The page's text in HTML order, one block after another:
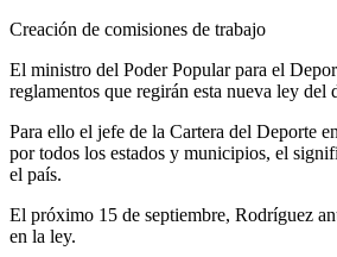
Creación de comisiones de trabajo
El ministro del Poder Popular para el
reglamentos que regirán esta nueva ley del
Para ello el jefe de la Cartera del Deporte
por todos los estados y municipios, el
el país.
El próximo 15 de septiembre, Rodríguez
en la ley.